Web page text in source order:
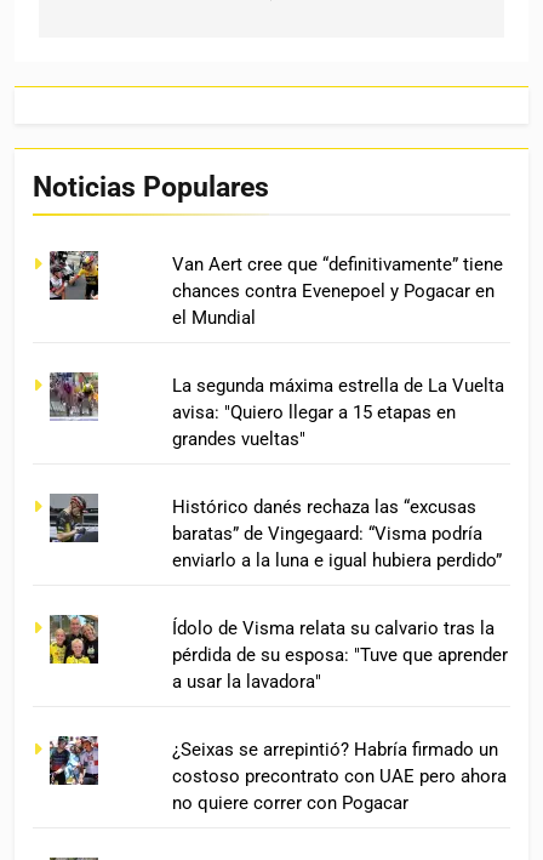
Noticias Populares
Van Aert cree que “definitivamente” tiene
chances contra Evenepoel y Pogacar en
el Mundial
La segunda máxima estrella de La Vuelta
avisa: "Quiero llegar a 15 etapas en
grandes vueltas"
Histórico danés rechaza las “excusas
baratas” de Vingegaard: “Visma podría
enviarlo a la luna e igual hubiera perdido”
Ídolo de Visma relata su calvario tras la
pérdida de su esposa: "Tuve que aprender
a usar la lavadora"
¿Seixas se arrepintió? Habría firmado un
costoso precontrato con UAE pero ahora
no quiere correr con Pogacar